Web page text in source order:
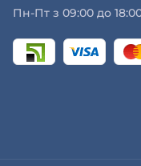
Пн-Пт з 09:00 до